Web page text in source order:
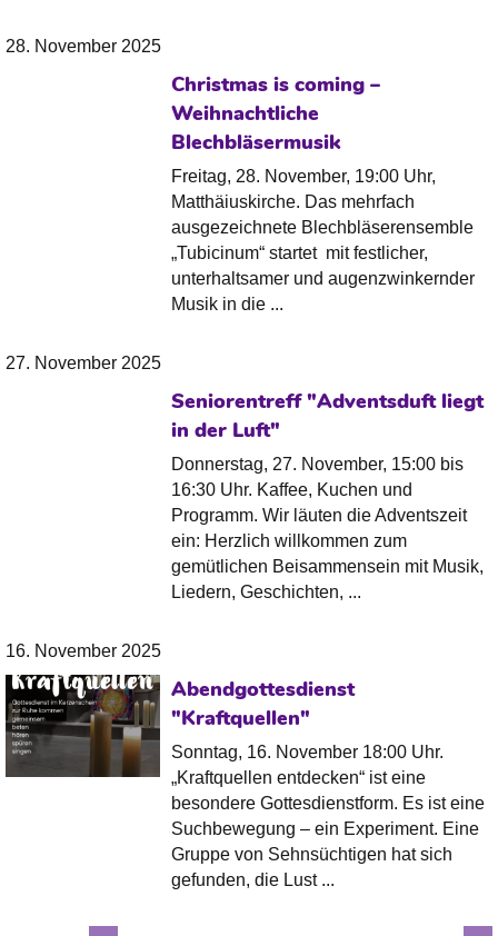
28. November 2025
Christmas is coming –
Weihnachtliche
Blechbläsermusik
Freitag, 28. November, 19:00 Uhr,
Matthäiuskirche. Das mehrfach
ausgezeichnete Blechbläserensemble
„Tubicinum“ startet mit festlicher,
unterhaltsamer und augenzwinkernder
Musik in die ...
27. November 2025
Seniorentreff "Adventsduft liegt
in der Luft"
Donnerstag, 27. November, 15:00 bis
16:30 Uhr. Kaffee, Kuchen und
Programm. Wir läuten die Adventszeit
ein: Herzlich willkommen zum
gemütlichen Beisammensein mit Musik,
Liedern, Geschichten, ...
16. November 2025
Abendgottesdienst
"Kraftquellen"
Sonntag, 16. November 18:00 Uhr.
„Kraftquellen entdecken“ ist eine
besondere Gottesdienstform. Es ist eine
Suchbewegung – ein Experiment. Eine
Gruppe von Sehnsüchtigen hat sich
gefunden, die Lust ...